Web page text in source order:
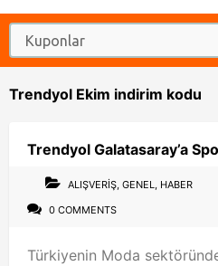
Trendyol Ekim indirim kodu
Trendyol Galatasaray’a
ALIŞVERIŞ, GENEL, HABER
0 COMMENTS
Türkiyenin Moda